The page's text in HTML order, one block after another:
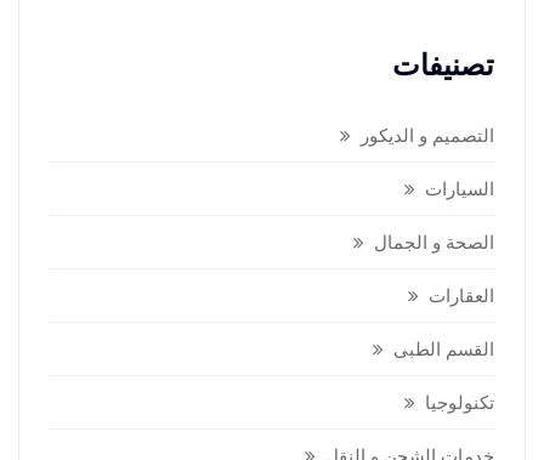
تصنيفات
التصميم و الديكور
السيارات
الصحة و الجمال
العقارات
القسم الطبى
تكنولوجيا